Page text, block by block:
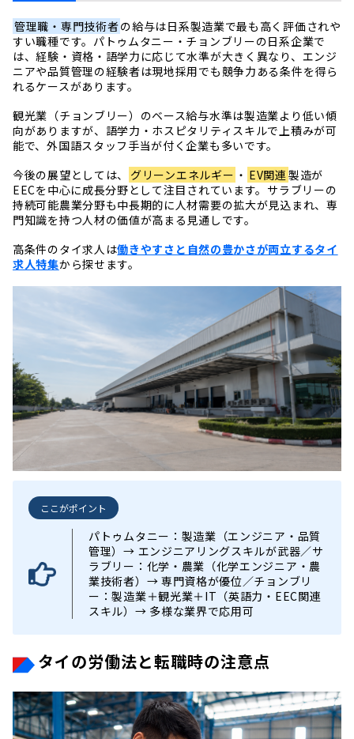
管理職・専門技術者の給与は日系製造業で最も高く評価されや
すい職種です。パトゥムタニー・チョンブリーの日系企業で
は、経験・資格・語学力に応じて水準が大きく異なり、エンジ
ニアや品質管理の経験者は現地採用でも競争力ある条件を得ら
れるケースがあります。
観光業（チョンブリー）のベース給与水準は製造業より低い傾
向がありますが、語学力・ホスピタリティスキルで上積みが可
能で、外国語スタッフ手当が付く企業も多いです。
今後の展望としては、
グリーンエネルギー ・ EV関連製造が
EECを中心に成長分野として注目されています。サラブリーの
持続可能農業分野も中長期的に人材需要の拡大が見込まれ、専
門知識を持つ人材の価値が高まる見通しです。
高条件のタイ求人は働きやすさと自然の豊かさが両立するタイ
求人特集から探せます。
ここがポイント
パトゥムタニー：製造業（エンジニア・品質
管理）→ エンジニアリングスキルが武器／サ
ラブリー：化学・農業（化学エンジニア・農
業技術者）→ 専門資格が優位／チョンブリ
ー：製造業＋観光業＋IT（英語力・EEC関連
スキル）→ 多様な業界で応用可
タイの労働法と転職時の注意点